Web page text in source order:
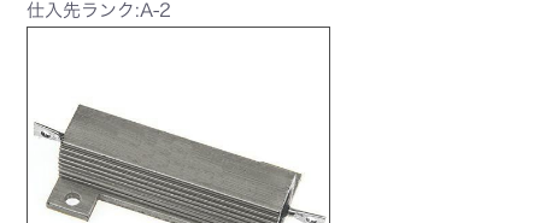
仕入先ランク:A-2